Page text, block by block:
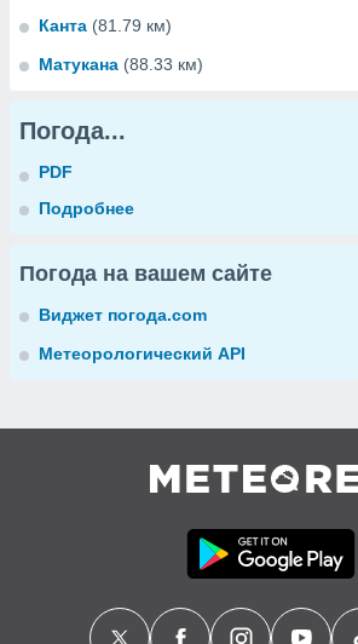
Канта (81.79 км)
Матукана (88.33 км)
Погода...
PDF
Подробнее
Погода на вашем сайте
Виджет погода.com
Метеорологический API